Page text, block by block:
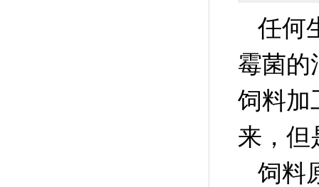
任何
霉菌的
饲料加
来，但
饲料